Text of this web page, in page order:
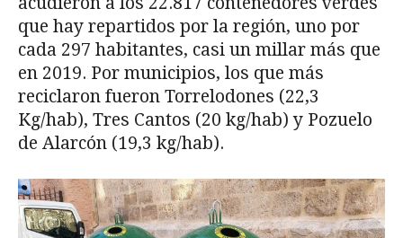
que hay repartidos por la región, uno por
cada 297 habitantes, casi un millar más que
en 2019. Por municipios, los que más
reciclaron fueron Torrelodones (22,3
Kg/hab), Tres Cantos (20 kg/hab) y Pozuelo
de Alarcón (19,3 kg/hab).